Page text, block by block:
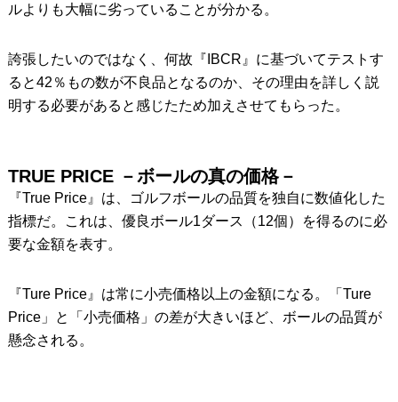
ルよりも大幅に劣っていることが分かる。
誇張したいのではなく、何故『IBCR』に基づいてテストす
ると42％もの数が不良品となるのか、その理由を詳しく説
明する必要があると感じたため加えさせてもらった。
TRUE PRICE －ボールの真の価格－
『True Price』は、ゴルフボールの品質を独自に数値化した
指標だ。これは、優良ボール1ダース（12個）を得るのに必
要な金額を表す。
『Ture Price』は常に小売価格以上の金額になる。「Ture
Price」と「小売価格」の差が大きいほど、ボールの品質が
懸念される。